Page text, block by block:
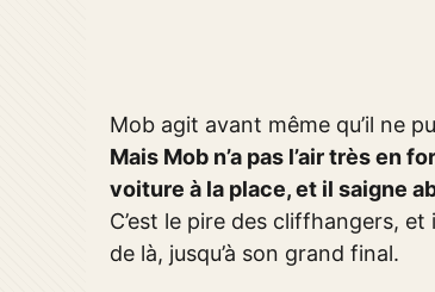
Mob agit avant même qu’il ne
Mais Mob n’a pas l’air très en
voiture à la place, et il saigne
C’est le pire des cliffhangers,
de là, jusqu’à son grand final.